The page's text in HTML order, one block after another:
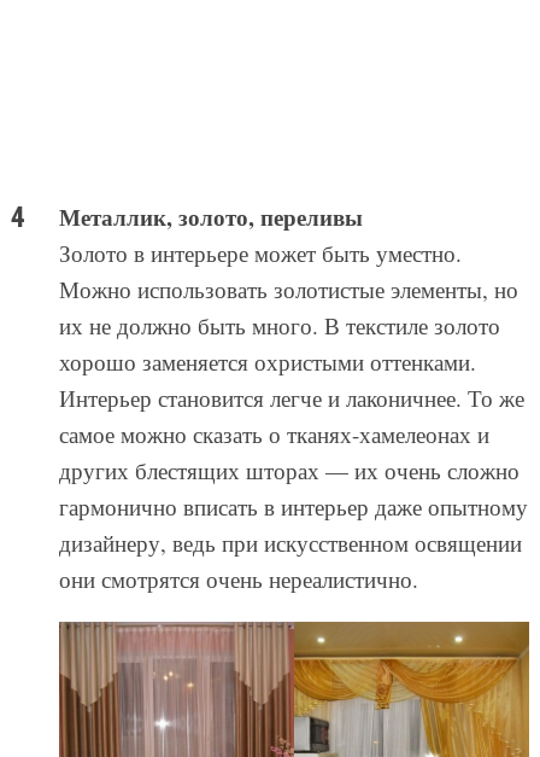
Металлик, золото, переливы
Золото в интерьере может быть уместно.
Можно использовать золотистые элементы, но
их не должно быть много. В текстиле золото
хорошо заменяется охристыми оттенками.
Интерьер становится легче и лаконичнее. То же
самое можно сказать о тканях-хамелеонах и
других блестящих шторах — их очень сложно
гармонично вписать в интерьер даже опытному
дизайнеру, ведь при искусственном освящении
они смотрятся очень нереалистично.